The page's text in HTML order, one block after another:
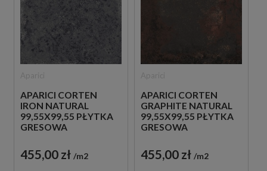
APARICI CORTEN
IRON NATURAL
99,55X99,55 PŁYTKA
GRESOWA
455,00 zł m2
APARICI CORTEN
GRAPHITE NATURAL
99,55X99,55 PŁYTKA
GRESOWA
455,00 zł m2